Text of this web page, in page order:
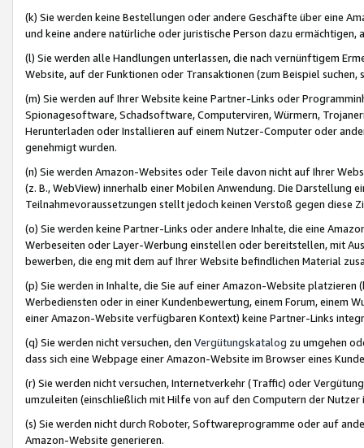
(k) Sie werden keine Bestellungen oder andere Geschäfte über eine
und keine andere natürliche oder juristische Person dazu
(l) Sie werden alle Handlungen unterlassen, die nach vernünftigem
Website, auf der Funktionen oder Transaktionen (zum Beispiel
(m) Sie werden auf Ihrer Website keine Partner-Links oder
Spionagesoftware, Schadsoftware, Computerviren, Würmern,
Herunterladen oder Installieren auf einem Nutzer-Computer oder
genehmigt wurden.
(n) Sie werden Amazon-Websites oder Teile davon nicht auf Ihrer
(z. B., WebView) innerhalb einer Mobilen Anwendung. Die Darstellung
Teilnahmevoraussetzungen stellt jedoch keinen Verstoß gegen diese
(o) Sie werden keine Partner-Links oder andere Inhalte, die eine
Werbeseiten oder Layer-Werbung einstellen oder bereitstellen, mit
bewerben, die eng mit dem auf Ihrer Website befindlichen Material
(p) Sie werden in Inhalte, die Sie auf einer Amazon-Website
Werbediensten oder in einer Kundenbewertung, einem Forum, einem
einer Amazon-Website verfügbaren Kontext) keine Partner-Links
(q) Sie werden nicht versuchen, den Vergütungskatalog zu umgehen
dass sich eine Webpage einer Amazon-Website im Browser eines
(r) Sie werden nicht versuchen, Internetverkehr (Traffic) oder
umzuleiten (einschließlich mit Hilfe von auf den Computern der
(s) Sie werden nicht durch Roboter, Softwareprogramme oder auf
Amazon-Website generieren.